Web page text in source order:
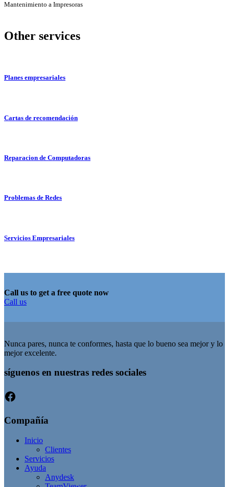
Mantenimiento a Impresoras
Other services
Planes empresariales
Cartas de recomendación
Reparacion de Computadoras
Problemas de Redes
Servicios Empresariales
Call us to get a free quote now
Call us
Nunca pares, nunca te conformes, hasta que lo bueno sea mejor y lo
mejor excelente.
síguenos en nuestras redes sociales
Facebook
Compañía
Inicio
Clientes
Servicios
Ayuda
Anydesk